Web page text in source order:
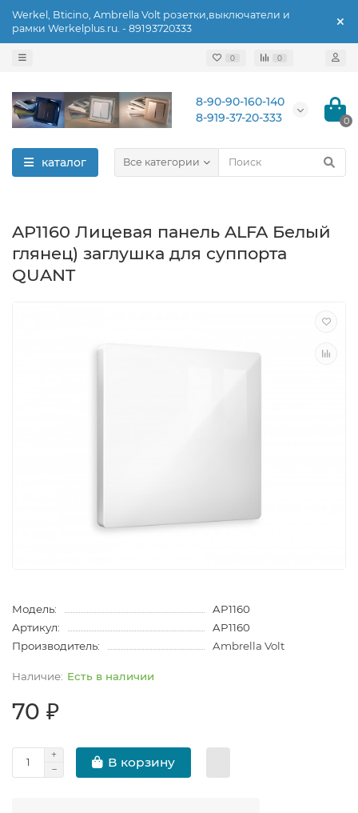
Werkel, Bticino, Ambrella Volt розетки,выключатели и
рамки Werkelplus.ru. - 89193720333
0 0
8-90-90-160-140
8-919-37-20-333
0
каталог Все категории
AP1160 Лицевая панель ALFA Белый
глянец) заглушка для суппорта
QUANT
Модель:
AP1160
Артикул:
AP1160
Производитель:
Ambrella Volt
Есть в наличии
70 ₽
В корзину